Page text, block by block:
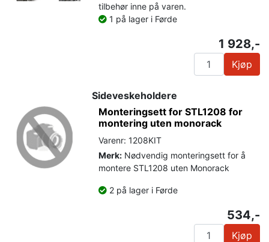
tilbehør inne på varen.
1 på lager i Førde
1 928,-
Kjøp
Sideveskeholdere
Monteringsett for STL1208 for
montering uten monorack
Varenr: 1208KIT
Merk: Nødvendig monteringsett for å
montere STL1208 uten Monorack
2 på lager i Førde
534,-
Kjøp